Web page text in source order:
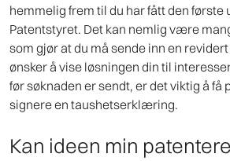
hemmelig frem til du har fått den første
Patentstyret. Det kan nemlig være
som gjør at du må sende inn en
ønsker å vise løsningen din til
før søknaden er sendt, er det viktig å få
signere en taushetserklæring.
Kan ideen min